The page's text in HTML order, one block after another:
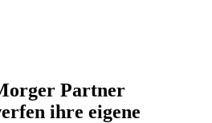
Partner
ihre eigene